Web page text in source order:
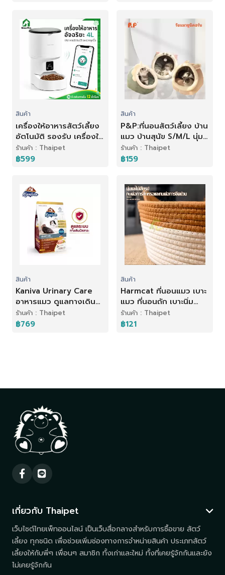
สินค้า
เครื่องให้อาหารสัตว์เลี้ยง
อัตโนมัติ รองรับ เครื่องให้
อาหาร เครื่องให้อาหาร
แมวอัตโนมัติ สําหรับสัตว์
ร้านค้า : Thaipet
฿599
สินค้า
P&P:ที่นอนสัตว์เลี้ยง บ้าน
แมว บ้านสุนัข S/M/L นุ่ม
สบาย ที่นอนสัตว์เลี้ยง
ที่นอนแมว ด้านล่างมีกัน
ร้านค้า : Thaipet
฿159
สินค้า
Kaniva Urinary Care
อาหารแมว ดูแลทางเดิน
ปัสสาวะ แมว 4 เดือนขึ้นไป
Petus Kingkaew
ร้านค้า : Thaipet
฿769
สินค้า
Harmcat ที่นอนแมว เบาะ
แมว ที่นอนถัก เบาะนิ่ม
ระบายอากาศดี ให้ความ
อบอุ่น สําหรับสัตว์เลี้ยง
ร้านค้า : Thaipet
฿121
เกี่ยวกับ Thaipet
เว็บไซต์ไทยเพ็ทออนไลน์ เป็นเว็บสื่อกลางสำหรับการซื้อขาย สัตว์
เลี้ยง ทุกชนิด เพื่อช่วยเพิ่มช่องทางการจำหน่ายสินค้า ประเภทสัตว์
เลี้ยงให้กับพี่ๆ เพื่อนๆ สมาชิก ทั้งเก่าและใหม่ ทั้งที่เคยรู้จักกันและยัง
ไม่เคยรู้จักกัน